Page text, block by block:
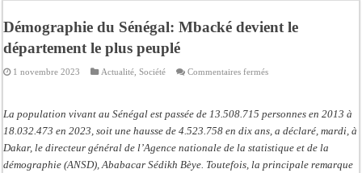
Bilan Magal de Touba : 244 interpellations, 110 déferrements, 2,4 millions
Tragédie à Guinaw-Rails Sud : il poignarde à mort son frère aîné
Prétendu contrat de 50 millions FCFA : la LONASE dément tout lien avec «
Chavirement d’une pirogue à Djibonker: une fillette décède, des rescapés dans
Hajj 2027 : le RENOPHUS lance officiellement les préparatifs sous l’égide de
Démographie du Sénégal: Mbacké devient le
département le plus peuplé
1 novembre 2023 Actualité ,Société Commentaires ferméssur
devient
le
département
le
peuplé
La population vivant au Sénégal est passée de 13.508.715 personnes en 2013 à
18.032.473 en 2023, soit une hausse de 4.523.758 en dix ans, a déclaré, mardi, à
Dakar, le directeur général de l’Agence nationale de la statistique et de la
démographie (ANSD), Ababacar Sédikh Bèye. Toutefois, la principale remarque